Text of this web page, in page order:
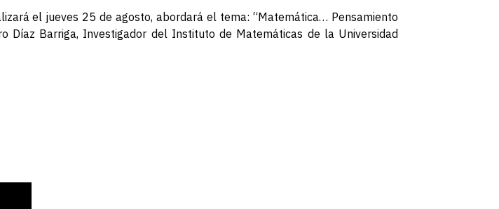
el jueves 25 de agosto, abordará el tema: “Matemática… Pensamiento
Díaz Barriga, Investigador del Instituto de Matemáticas de la Universidad